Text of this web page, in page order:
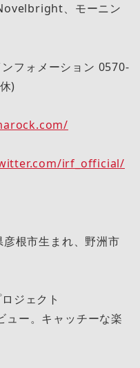
、モーニン
フォメーション 0570-
)
irf_official/
根市生まれ、野洲市
ジェクト
ュー。キャッチーな楽